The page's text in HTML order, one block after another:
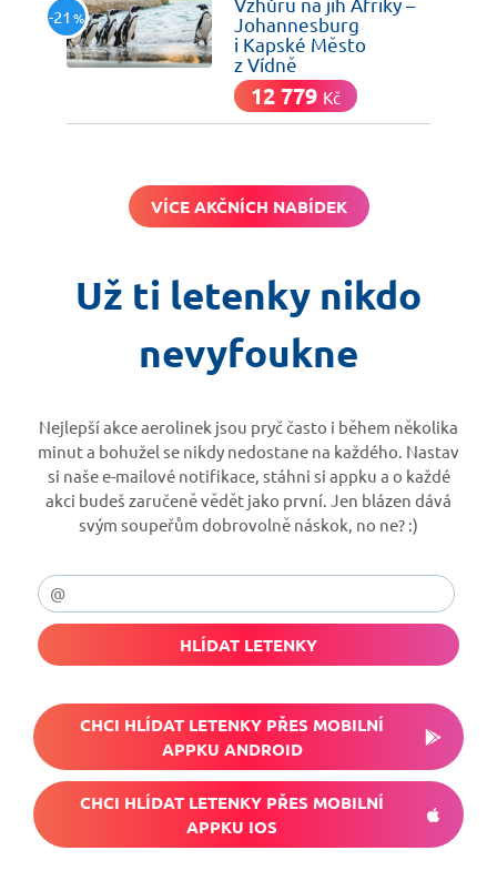
-21 %
Johannesburg
i Kapské Město
z Vídně
12 779 Kč
VÍCE AKČNÍCH NABÍDEK
Už ti letenky nikdo
nevyfoukne
Nejlepší akce aerolinek jsou pryč často i během několika
minut a bohužel se nikdy nedostane na každého. Nastav
si naše e-mailové notifikace, stáhni si appku a o každé
akci budeš zaručeně vědět jako první. Jen blázen dává
svým soupeřům dobrovolně náskok, no ne? :)
HLÍDAT LETENKY
CHCI HLÍDAT LETENKY PŘES MOBILNÍ
APPKU ANDROID
CHCI HLÍDAT LETENKY PŘES MOBILNÍ
APPKU IOS